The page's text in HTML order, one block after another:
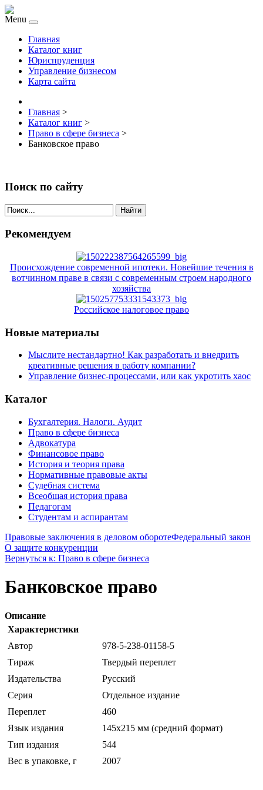
Menu
Главная
Каталог книг
Юриспруденция
Управление бизнесом
Карта сайта
Главная >
Каталог книг >
Право в сфере бизнеса >
Банковское право
Поиск по сайту
Найти
Рекомендуем
Происхождение современной ипотеки. Новейшие течения в
вотчинном праве в связи с современным строем народного
хозяйства
Российское налоговое право
Новые материалы
Мыслите нестандартно! Как разработать и внедрить
креативные решения в работу компании?
Управление бизнес-процессами, или как укротить хаос
Каталог
Бухгалтерия. Налоги. Аудит
Право в сфере бизнеса
Адвокатура
Финансовое право
История и теория права
Нормативные правовые акты
Судебная система
Всеобщая история права
Педагогам
Студентам и аспирантам
Правовые заключения в деловом оборотеФедеральный закон
О защите конкуренции
Вернуться к: Право в сфере бизнеса
Банковское право
Описание
Характеристики
Автор
978-5-238-01158-5
Тираж
Твердый переплет
Издательства
Русский
Серия
Отдельное издание
Переплет
460
Язык издания
145х215 мм (средний формат)
Тип издания
544
Вес в упаковке, г
2007